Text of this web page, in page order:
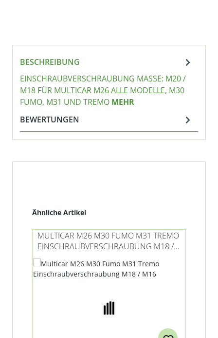
BESCHREIBUNG
EINSCHRAUBVERSCHRAUBUNG MASSE: M20 / M
18 FÜR MULTICAR M26 ALLE MODELLE, M30 F
UMO, M31 UND TREMO MEHR
BEWERTUNGEN
Produktgalerie überspringen
Ähnliche Artikel
MULTICAR M26 M30 FUMO M31 TREMO
EINSCHRAUBVERSCHRAUBUNG M18 /
M16